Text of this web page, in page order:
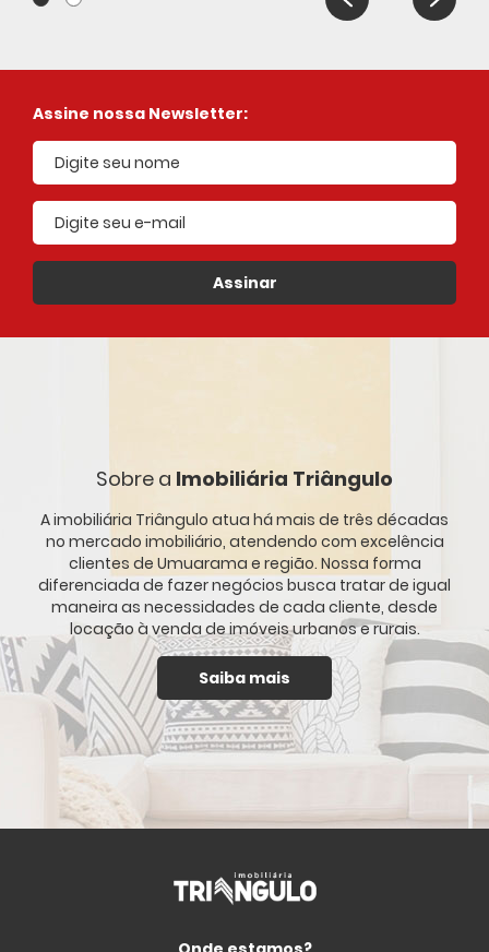
Assine nossa Newsletter:
Assinar
E-mail cadastrado
Sobre a Imobiliária Triângulo
A imobiliária Triângulo atua há mais de três décadas
no mercado imobiliário, atendendo com excelência
clientes de Umuarama e região. Nossa forma
diferenciada de fazer negócios busca tratar de igual
maneira as necessidades de cada cliente, desde
locação à venda de imóveis urbanos e rurais.
Saiba mais